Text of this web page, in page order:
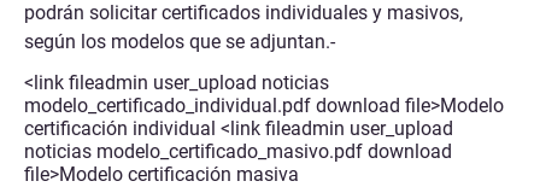
podrán solicitar certificados individuales y masivos,
según los modelos que se adjuntan.-
<link fileadmin user_upload noticias
modelo_certificado_individual.pdf download file>Modelo
certificación individual <link fileadmin user_upload
noticias modelo_certificado_masivo.pdf download
file>Modelo certificación masiva